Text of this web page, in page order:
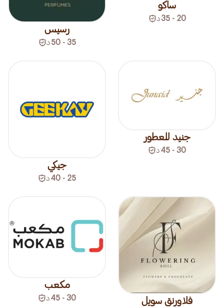
ساكو
20 - 35 د
رسيس
35 - 50 د
جنيد للعطور
30 - 45 د
جيكي
25 - 40 د
فلاورنق سويل
مكعب
30 - 45 د